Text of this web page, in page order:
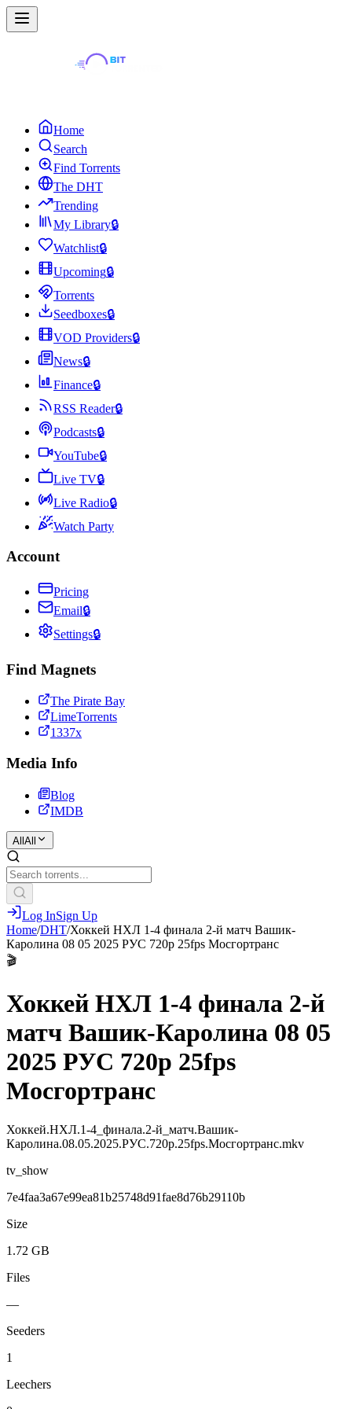
Home
Search
Find Torrents
The DHT
Trending
My Library🔒
Watchlist🔒
Upcoming🔒
Torrents
Seedboxes🔒
VOD Providers🔒
News🔒
Finance🔒
RSS Reader🔒
Podcasts🔒
YouTube🔒
Live TV🔒
Live Radio🔒
Watch Party
Account
Pricing
Email🔒
Settings🔒
Find Magnets
The Pirate Bay
LimeTorrents
1337x
Media Info
Blog
IMDB
All All
Log InSign Up
Home/DHT/Хоккей НХЛ 1-4 финала 2-й матч Вашик-
Каролина 08 05 2025 РУС 720р 25fps Мосгортранс
🎬
Хоккей НХЛ 1-4 финала 2-й
матч Вашик-Каролина 08 05
2025 РУС 720р 25fps
Мосгортранс
Хоккей.НХЛ.1-4_финала.2-й_матч.Вашик-
Каролина.08.05.2025.РУС.720р.25fps.Мосгортранс.mkv
tv_show
7e4faa3a67e99ea81b25748d91fae8d76b29110b
Size
1.72 GB
Files
—
Seeders
1
Leechers